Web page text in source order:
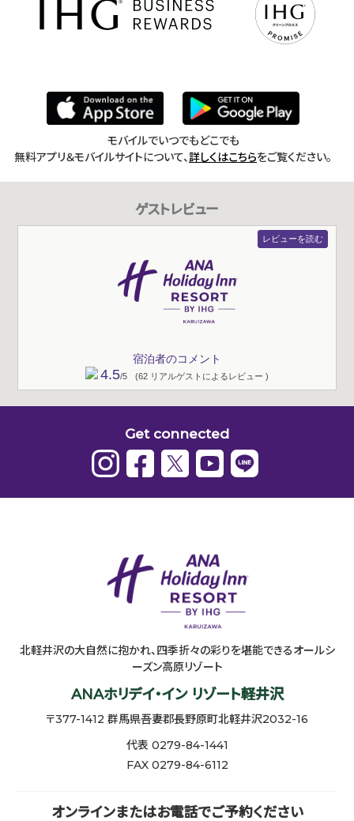
モバイルでいつでもどこでも
無料アプリ＆モバイルサイトについて、詳しくはこちらをご覧ください。
ゲストレビュー
宿泊者のコメント
4.5/5 (62 リアルゲストによるレビュー )
レビューを読む
Get connected
北軽井沢の大自然に抱かれ、四季折々の彩りを堪能できるオールシ
ーズン高原リゾート
ANAホリデイ・イン リゾート軽井沢
〒377-1412 群馬県吾妻郡長野原町北軽井沢2032-16
代表 0279-84-1441
FAX 0279-84-6112
オンラインまたはお電話でご予約ください